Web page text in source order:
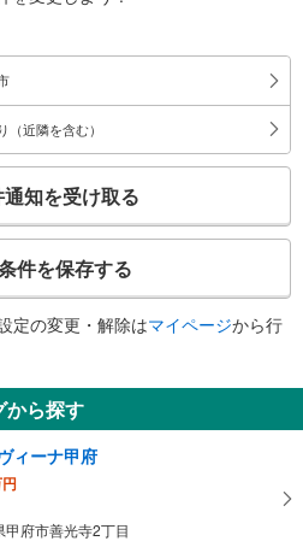
（近隣を含む）
知を受け取る
件を保存する
定の変更・解除はマイページから行
から探す
ィーナ甲府
甲府市善光寺2丁目